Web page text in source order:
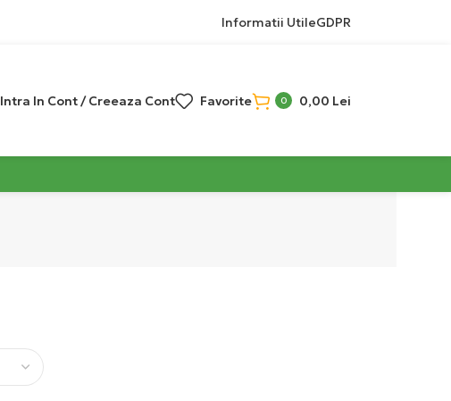
Informatii UtileGDPR
Intra In Cont / Creeaza Cont Favorite 0 0,00 Lei